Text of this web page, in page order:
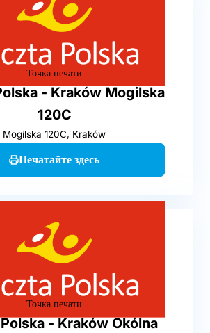
Точка печати
- Kraków Mogilska
120C
Mogilska 120C, Kraków
Печатайте здесь
Точка печати
- Kraków Okólna